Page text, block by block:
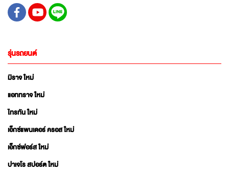
รุ่นรถยนต์
มิราจ ใหม่
แอททราจ ใหม่
ไทรทัน ใหม่
เอ็กซ์แพนเดอร์ ครอส ใหม่
เอ็กซ์ฟอร์ส ใหม่
ปาเจโร สปอร์ต ใหม่